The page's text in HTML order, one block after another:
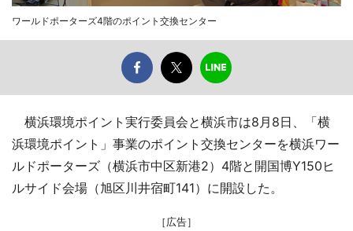
ワールドポーターズ4階のポイント交換センター
横浜環境ポイント実行委員会と横浜市は8月8日、「横
浜環境ポイント」事業のポイント交換センターを横浜ワー
ルドポーターズ（横浜市中区新港2）4階と開国博Y150ヒ
ルサイド会場（旭区川井宿町141）に開設した。
［広告］